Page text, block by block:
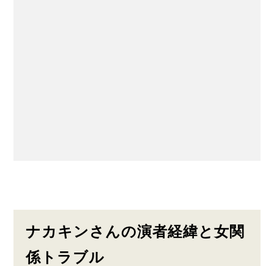
ナカキンさんの演者経緯と女関
係トラブル